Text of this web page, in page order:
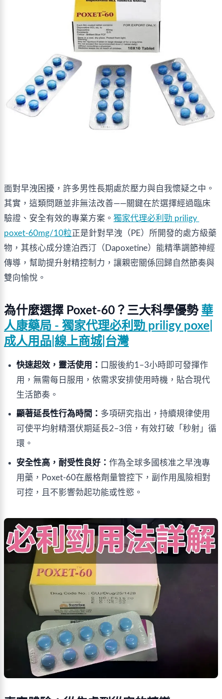
面對早洩困擾，許多男性長期處於壓力與自我懷疑之中。
其實，這類問題並非無法改善——關鍵在於選擇經過臨床
驗證、安全有效的專業方案。 獨家代理必利勁 priligy
poxet-60mg/10粒 正是針對早洩（PE）所開發的處方級藥
物，其核心成分達泊西汀（Dapoxetine）能精準調節神經
傳導，幫助提升射精控制力，讓親密關係回歸自然節奏與
雙向愉悅。
為什麼選擇 Poxet‑60？三大科學優勢 華
人康藥局 - 獨家代理必利勁 priligy poxe|
成人用品|線上商城|台灣
快速起效，靈活使用： 口服後約1–3小時即可發揮作
用，無需每日服用，依需求安排使用時機，貼合現代
生活節奏。
顯著延長性行為時間： 多項研究指出，持續規律使用
可使平均射精潛伏期延長2–3倍，有效打破「秒射」循
環。
安全性高，耐受性良好：作為全球多國核准之早洩專
用藥，Poxet‑60在嚴格劑量管控下，副作用風險相對
可控，且不影響勃起功能或性慾。